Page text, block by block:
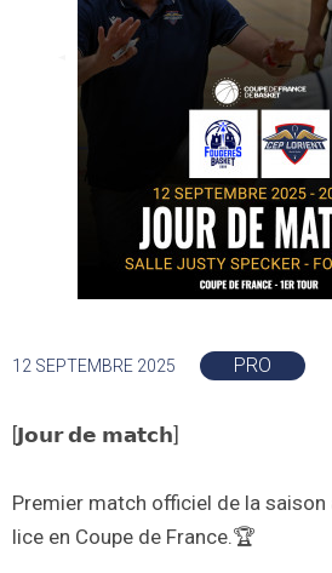
12 SEPTEMBRE 2025 PRO
[𝗝𝗼𝘂𝗿 𝗱𝗲 𝗺𝗮𝘁𝗰𝗵]
Premier match officiel de la saison
lice en Coupe de France.🏆